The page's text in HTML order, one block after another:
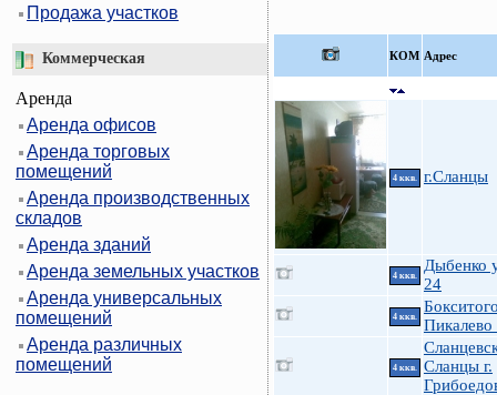
Продажа участков
Коммерческая
Аренда
Аренда офисов
Аренда торговых
помещений
Аренда производственных
складов
Аренда зданий
Аренда земельных участков
Аренда универсальных
помещений
Аренда различных
помещений
Павловский
Петроградский
Фрунзенский
Центральный
КOМ Адрес
4 ккв. г.Сланцы
4 ккв.
Дыбенко
24
4 ккв.
Пикалево
4 ккв.
Сланцы г.